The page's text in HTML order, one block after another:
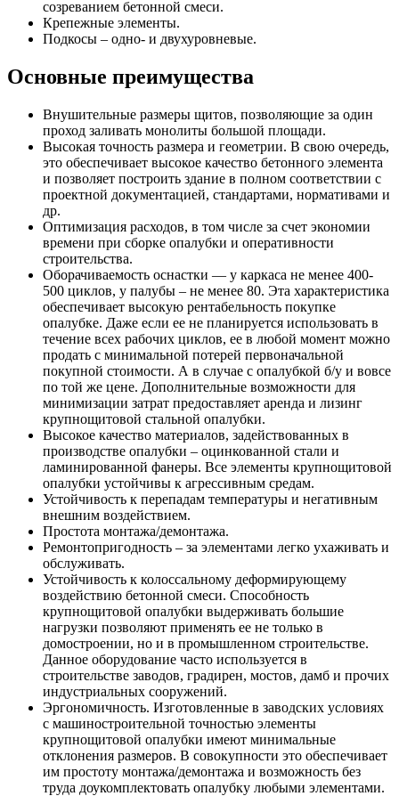
созреванием бетонной смеси.
Крепежные элементы.
Подкосы – одно- и двухуровневые.
Основные преимущества
Внушительные размеры щитов, позволяющие за один
проход заливать монолиты большой площади.
Высокая точность размера и геометрии. В свою очередь,
это обеспечивает высокое качество бетонного элемента
и позволяет построить здание в полном соответствии с
проектной документацией, стандартами, нормативами и
др.
Оптимизация расходов, в том числе за счет экономии
времени при сборке опалубки и оперативности
строительства.
Оборачиваемость оснастки — у каркаса не менее 400-
500 циклов, у палубы – не менее 80. Эта характеристика
обеспечивает высокую рентабельность покупке
опалубке. Даже если ее не планируется использовать в
течение всех рабочих циклов, ее в любой момент можно
продать с минимальной потерей первоначальной
покупной стоимости. А в случае с опалубкой б/у и вовсе
по той же цене. Дополнительные возможности для
минимизации затрат предоставляет аренда и лизинг
крупнощитовой стальной опалубки.
Высокое качество материалов, задействованных в
производстве опалубки – оцинкованной стали и
ламинированной фанеры. Все элементы крупнощитовой
опалубки устойчивы к агрессивным средам.
Устойчивость к перепадам температуры и негативным
внешним воздействием.
Простота монтажа/демонтажа.
Ремонтопригодность – за элементами легко ухаживать и
обслуживать.
Устойчивость к колоссальному деформирующему
воздействию бетонной смеси. Способность
крупнощитовой опалубки выдерживать большие
нагрузки позволяют применять ее не только в
домостроении, но и в промышленном строительстве.
Данное оборудование часто используется в
строительстве заводов, градирен, мостов, дамб и прочих
индустриальных сооружений.
Эргономичность. Изготовленные в заводских условиях
с машиностроительной точностью элементы
крупнощитовой опалубки имеют минимальные
отклонения размеров. В совокупности это обеспечивает
им простоту монтажа/демонтажа и возможность без
труда доукомплектовать опалубку любыми элементами.